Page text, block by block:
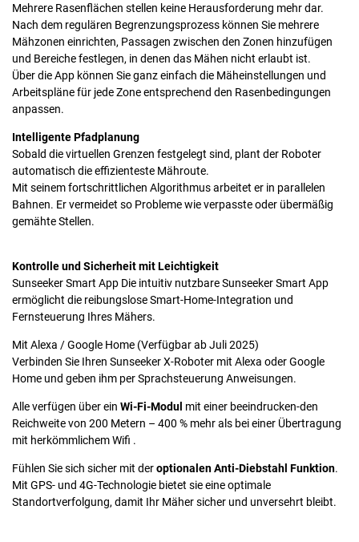
Mehrere Rasenflächen stellen keine Herausforderung mehr dar.
Nach dem regulären Begrenzungsprozess können Sie mehrere
Mähzonen einrichten, Passagen zwischen den Zonen hinzufügen
und Bereiche festlegen, in denen das Mähen nicht erlaubt ist.
Über die App können Sie ganz einfach die Mäheinstellungen und
Arbeitspläne für jede Zone entsprechend den Rasenbedingungen
anpassen.
Intelligente Pfadplanung
Sobald die virtuellen Grenzen festgelegt sind, plant der Roboter
automatisch die effizienteste Mähroute.
Mit seinem fortschrittlichen Algorithmus arbeitet er in parallelen
Bahnen. Er vermeidet so Probleme wie verpasste oder übermäßig
gemähte Stellen.
Kontrolle und Sicherheit mit Leichtigkeit
Sunseeker Smart App Die intuitiv nutzbare Sunseeker Smart App
ermöglicht die reibungslose Smart-Home-Integration und
Fernsteuerung Ihres Mähers.
Mit Alexa / Google Home (Verfügbar ab Juli 2025)
Verbinden Sie Ihren Sunseeker X-Roboter mit Alexa oder Google
Home und geben ihm per Sprachsteuerung Anweisungen.
Alle verfügen über ein Wi-Fi-Modul mit einer beeindrucken-den
Reichweite von 200 Metern – 400 % mehr als bei einer Übertragung
mit herkömmlichem Wifi .
Fühlen Sie sich sicher mit deroptionalen Anti-Diebstahl Funktion.
Mit GPS- und 4G-Technologie bietet sie eine optimale
Standortverfolgung, damit Ihr Mäher sicher und unversehrt bleibt.